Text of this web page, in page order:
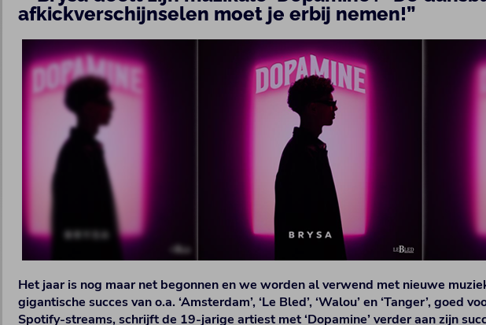
afkickverschijnselen moet je erbij nemen!”
Het jaar is nog maar net begonnen en we worden al verwend met nieuwe
gigantische succes van o.a. ‘Amsterdam’, ‘Le Bled’, ‘Walou’ en ‘Tanger’, goed
Spotify-streams, schrijft de 19-jarige artiest met ‘Dopamine’ verder aan zijn